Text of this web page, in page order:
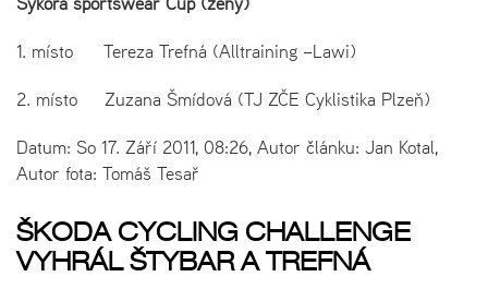
1. místo Tereza Trefná (Alltraining –Lawi)
2. místo Zuzana Šmídová (TJ ZČE Cyklistika Plzeň)
Datum: So 17. Září 2011, 08:26, Autor článku: Jan Kotal,
Autor fota: Tomáš Tesař
ŠKODA CYCLING CHALLENGE
VYHRÁL ŠTYBAR A TREFNÁ